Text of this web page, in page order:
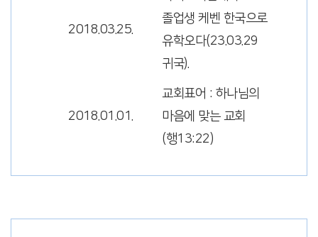
2018.03.25.
졸업생 케벤 한국으로
유학오다(23.03.29
귀국).
2018.01.01.
교회표어 : 하나님의
마음에 맞는 교회
(행13:22)